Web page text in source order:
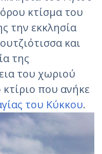
κτίσμα του
την εκκλησία
και
της
του χωριού
που ανήκε
του Κύκκου.